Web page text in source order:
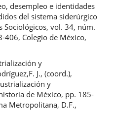
desempleo e identidades
del sistema siderúrgico
Sociológicos, vol. 34, núm.
406, Colegio de México,
y
J., (coord.),
y
de México, pp. 185-
Metropolitana, D.F.,